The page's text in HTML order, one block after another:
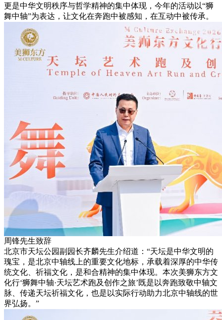
更是中华文明秩序与哲学精神的集中体现，今年的活动以“狮
舞中轴”为表达，让文化在奔跑中被感知，在互动中被传承。
周锋先生致辞
北京市天坛公园副园长齐麟先生介绍道：“天坛是中华文明的
瑰宝，是北京中轴线上的重要文化地标，承载着深厚的中华传
统文化、祈福文化，是和合精神的集中体现。本次美狮东方文
化行‘狮舞中轴·天坛艺术跑及创作之旅’既是以奔跑致敬中轴文
脉、传递天坛祈福文化，也是以实际行动助力北京中轴线的世
界弘扬。”